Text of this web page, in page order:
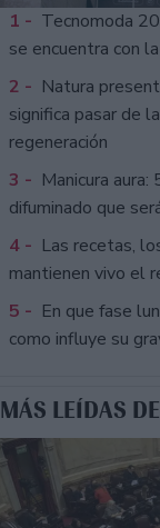
1 - Tecnomoda
se encuentra con
2 - Natura
significa pasar de
regeneración
3 - Manicura
difuminado que
4 - Las recetas,
mantienen vivo el
5 - En que fase
como influye su
MÁS LEÍDAS